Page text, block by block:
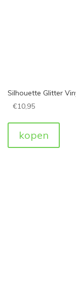
Silhouette Glitter
€10,95
kopen